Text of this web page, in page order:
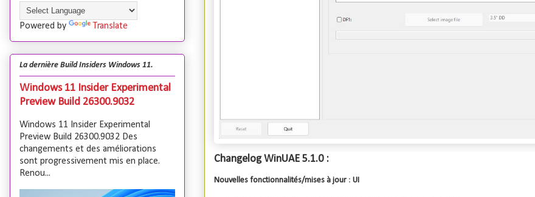
Changelog WinUAE 5.1.0 :
Nouvelles fonctionnalités/mises à jour : UI
Powered by Translate
La dernière Build Insiders Windows 11.
Windows 11 Insider Experimental
Preview Build 26300.9032
Windows 11 Insider Experimental
Preview Build 26300.9032 Des
changements et des améliorations
sont progressivement mis en place.
Renou...